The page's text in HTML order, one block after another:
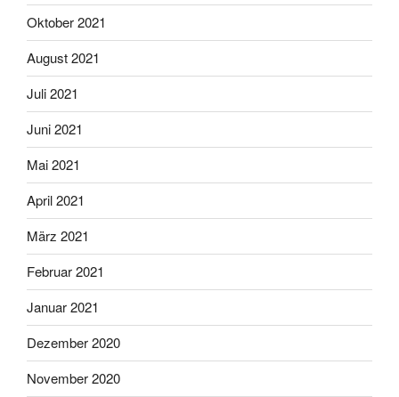
Oktober 2021
August 2021
Juli 2021
Juni 2021
Mai 2021
April 2021
März 2021
Februar 2021
Januar 2021
Dezember 2020
November 2020